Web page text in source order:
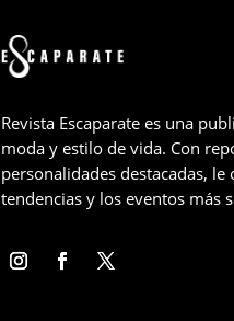
Revista Escaparate es una
moda y estilo de vida. Con
personalidades destacadas,
tendencias y los eventos más